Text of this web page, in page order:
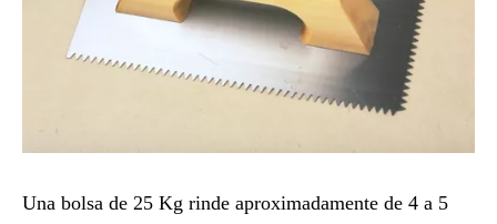
Una bolsa de 25 Kg rinde aproximadamente de 4 a 5